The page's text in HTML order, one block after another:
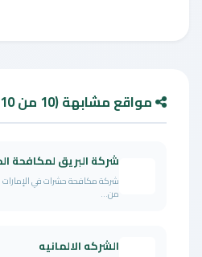
مواقع مشابهة (10 من 10)
شركة البريق لمكافحة
شركة مكافحة حشرات في
من...
الشركه الالمانيه